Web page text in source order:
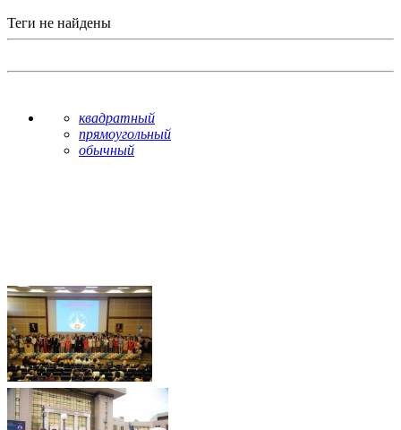
Теги не найдены
квадратный
прямоугольный
обычный